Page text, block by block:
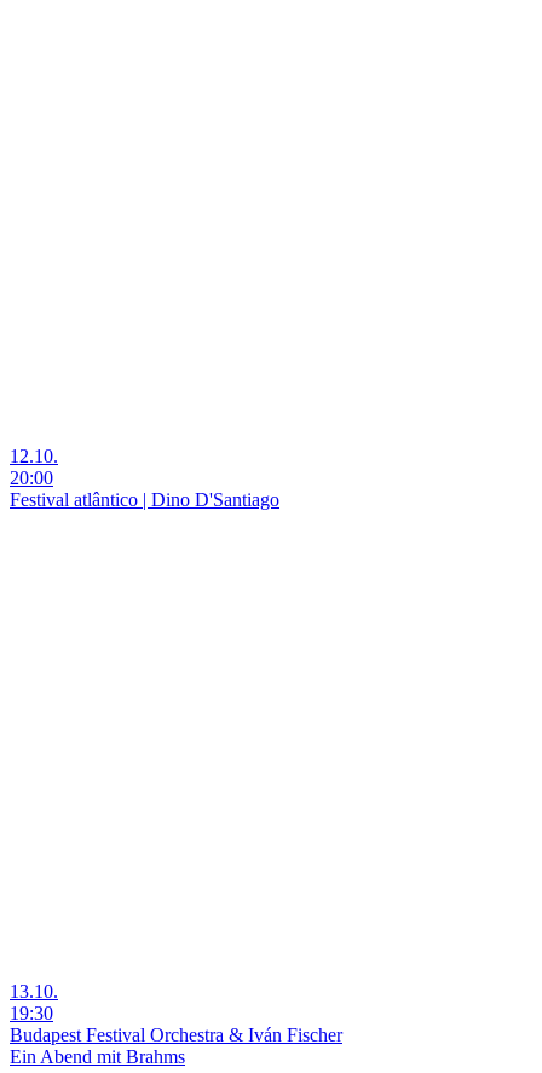
12.10.
20:00
Festival atlântico | Dino D'Santiago
13.10.
19:30
Budapest Festival Orchestra & Iván Fischer
Ein Abend mit Brahms